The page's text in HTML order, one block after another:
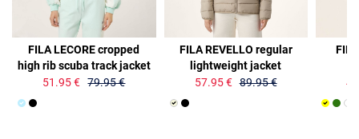
FILA LECORE cropped
high rib scuba track jacket
51.95 € 79.95 €
FILA REVELLO regular
lightweight jacket
57.95 € 89.95 €